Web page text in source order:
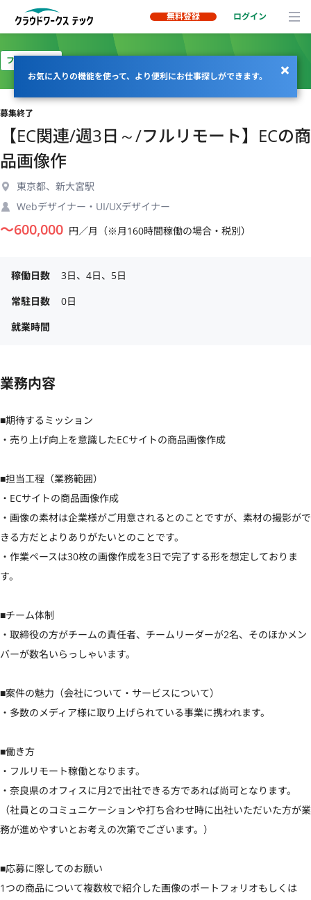
無料登録 ログイン
お気に入りの機能を使って、より便利にお仕事探しができます。
フルリモート
募集終了
【EC関連/週3日～/フルリモート】ECの商
品画像作
東京都、新大宮駅
Webデザイナー・UI/UXデザイナー
〜600,000 円／月（※月160時間稼働の場合・税別）
稼働日数
3日、4日、5日
常駐日数
0日
就業時間
業務内容
■期待するミッション
・売り上げ向上を意識したECサイトの商品画像作成
■担当工程（業務範囲）
・ECサイトの商品画像作成
・画像の素材は企業様がご用意されるとのことですが、素材の撮影がで
きる方だとよりありがたいとのことです。
・作業ペースは30枚の画像作成を3日で完了する形を想定しておりま
す。
■チーム体制
・取締役の方がチームの責任者、チームリーダーが2名、そのほかメン
バーが数名いらっしゃいます。
■案件の魅力（会社について・サービスについて）
・多数のメディア様に取り上げられている事業に携われます。
■働き方
・フルリモート稼働となります。
・奈良県のオフィスに月2で出社できる方であれば尚可となります。
（社員とのコミュニケーションや打ち合わせ時に出社いただいた方が業
務が進めやすいとお考えの次第でございます。）
■応募に際してのお願い
1つの商品について複数枚で紹介した画像のポートフォリオもしくは